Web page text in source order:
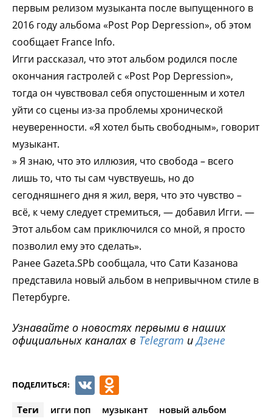
первым релизом музыканта после выпущенного в
2016 году альбома «Post Pop Depression», об этом
сообщает France Info.
Игги рассказал, что этот альбом родился после
окончания гастролей с «Post Pop Depression»,
тогда он чувствовал себя опустошенным и хотел
уйти со сцены из-за проблемы хронической
неуверенности. «Я хотел быть свободным», говорит
музыкант.
» Я знаю, что это иллюзия, что свобода – всего
лишь то, что ты сам чувствуешь, но до
сегодняшнего дня я жил, веря, что это чувство –
всё, к чему следует стремиться, — добавил Игги. —
Этот альбом сам приключился со мной, я просто
позволил ему это сделать».
Ранее Gazeta.SPb сообщала, что Сати Казанова
представила новый альбом в непривычном стиле в
Петербурге.
Узнавайте о новостях первыми в наших
официальных каналах в Telegram иДзене
ПОДЕЛИТЬСЯ: VK
Теги игги поп музыкант новый альбом